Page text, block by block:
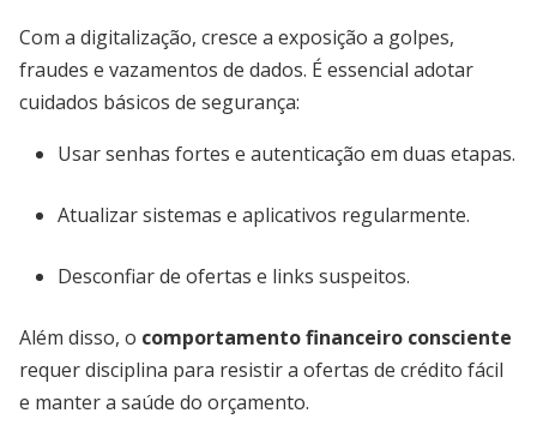
Com a digitalização, cresce a exposição a golpes,
fraudes e vazamentos de dados. É essencial adotar
cuidados básicos de segurança:
Usar senhas fortes e autenticação em duas etapas.
Atualizar sistemas e aplicativos regularmente.
Desconfiar de ofertas e links suspeitos.
Além disso, o comportamento financeiro consciente
requer disciplina para resistir a ofertas de crédito fácil
e manter a saúde do orçamento.